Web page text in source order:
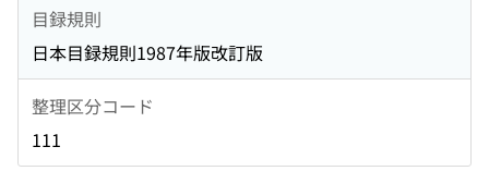
目録規則
日本目録規則1987年版改訂版
整理区分コード
111